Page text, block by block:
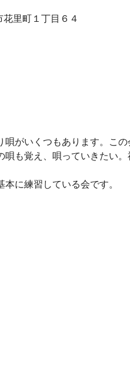
花里町１丁目６４
がいくつもあります。こ
も覚え、唄っていきたい
に練習している会です。